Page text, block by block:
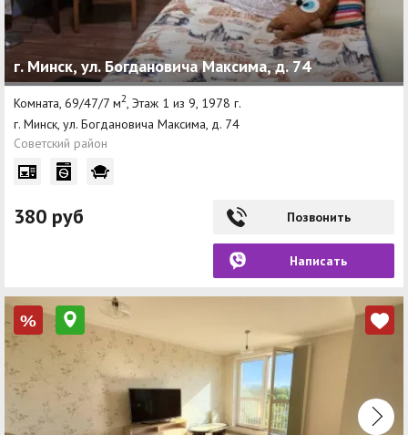
г. Минск, ул. Богдановича Максима, д. 74
Комната, 69/47/7 м2 , Этаж 1 из 9, 1978 г.
г. Минск, ул. Богдановича Максима, д. 74
Советский район
380 руб Позвонить
Написать
%